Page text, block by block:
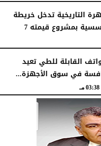
التاريخية تدخل خريطة
الاستثمارات المؤسسية بمشروع قيمته 7
القابلة للطي تعيد
في سوق الأجهزة...
03:38 مـ